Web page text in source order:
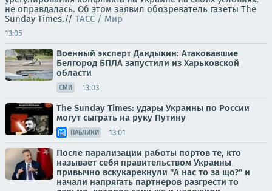
не оправдалась. Об этом заявил обозреватель газеты The
Sunday Times.// ТАСС / Мир
13:05
Военный эксперт Дандыкин: Атаковавшие
Белгород БПЛА запустили из Харьковской
области
СМИ 13:03
The Sunday Times: удары Украины по России
могут сыграть на руку Путину
ПАБЛИКИ 13:01
После парализации работы портов те, кто
называет себя правительством Украины
привычно вскукарекнули "А нас то за що?" и
начали напрягать партнеров разгрести то